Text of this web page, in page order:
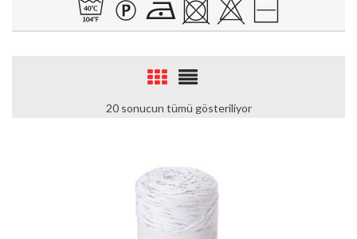
20 sonucun tümü gösteriliyor